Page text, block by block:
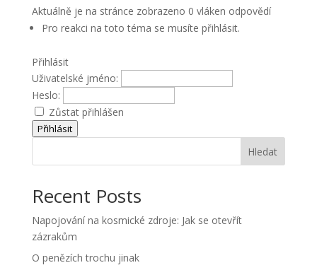
Aktuálně je na stránce zobrazeno 0 vláken odpovědí
Pro reakci na toto téma se musíte přihlásit.
Přihlásit
Uživatelské jméno:
Heslo:
Zůstat přihlášen
Přihlásit
Hledat
Recent Posts
Napojování na kosmické zdroje: Jak se otevřít
zázrakům
O penězích trochu jinak